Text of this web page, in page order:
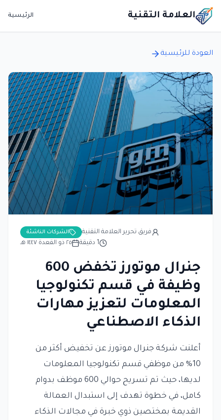
العلامة التقنية الرئيسية
العودة للرئيسية
الشركات الناشئة
فريق تحرير العلامة التقنية
٢٥ ذو القعدة ١٤٤٧ هـ
1 دقيقة
جنرال موتورز تخفض 600
وظيفة في قسم تكنولوجيا
المعلومات لتعزيز مهارات
الذكاء الاصطناعي
أعلنت شركة جنرال موتورز عن تخفيض أكثر من
10% من موظفي قسم تكنولوجيا المعلومات
لديها، حيث تم تسريح حوالي 600 موظف بدوام
كامل، في خطوة تهدف إلى استبدال العمالة
القديمة بمختصين ذوي خبرة في مجالات الذكاء